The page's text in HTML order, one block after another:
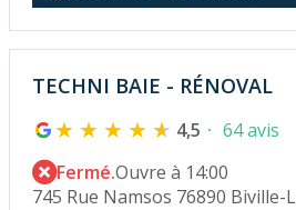
TECHNI BAIE - RÉNOVAL
4,5
64 avis
Fermé.Ouvre à 14:00
745 Rue Namsos 76890 Biville-